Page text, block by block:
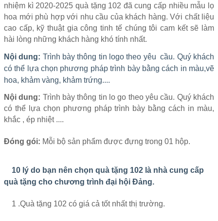
nhiệm kì 2020-2025 quà tặng 102 đã cung cấp nhiều mẫu lọ
hoa mới phù hợp với nhu cầu của khách hàng. Với chất liệu
cao cấp, kỹ thuật gia công tinh tế chúng tôi cam kết sẽ làm
hài lòng những khách hàng khó tính nhất.
Nội dung: Trình bày thông tin logo theo yêu cầu. Quý khách
có thể lựa chọn phương pháp trình bày bằng cách in màu,vẽ
hoa, khảm vàng, khảm trứng....
Nội dung: Trình bày thông tin lo go theo yêu cầu. Quý khách
có thể lựa chọn phương pháp trình bày bằng cách in màu,
khắc , ép nhiệt ....
Đóng gói: Mỗi bộ sản phẩm được đựng trong 01 hộp.
10 lý do bạn nên chọn quà tặng 102 là nhà cung cấp
quà tặng cho chương trình đại hội Đảng.
1 .Quà tặng 102 có giá cả tốt nhất thị trường.